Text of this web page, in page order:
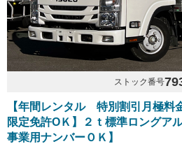
ストック番号
【年間レンタル 特別割引月極料
限定免許OＫ】２ｔ標準ロングア
事業用ナンバーＯＫ】